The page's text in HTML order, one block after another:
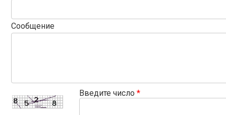
Сообщение
Введите число *